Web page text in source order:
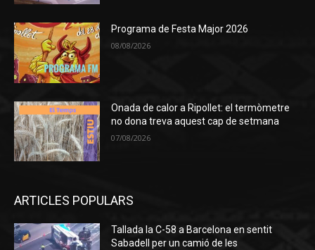
Programa de Festa Major 2026
08/08/2026
Onada de calor a Ripollet: el termòmetre
no dona treva aquest cap de setmana
07/08/2026
ARTICLES POPULARS
Tallada la C-58 a Barcelona en sentit
Sabadell per un camió de les